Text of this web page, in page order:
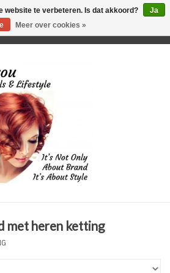
met heren ketting
website te verbeteren. Is dat akkoord?
Ja
Meer over cookies »